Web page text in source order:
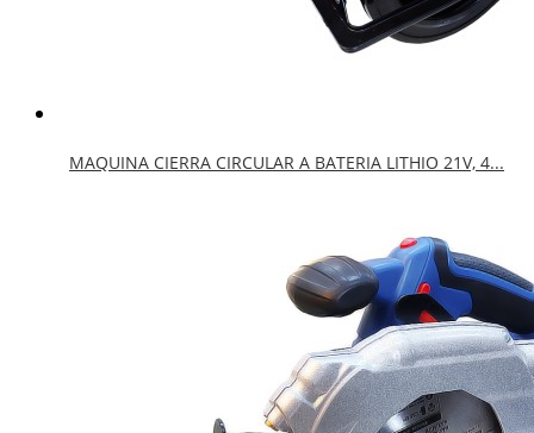
MAQUINA CIERRA CIRCULAR A BATERIA LITHIO 21V, 4...